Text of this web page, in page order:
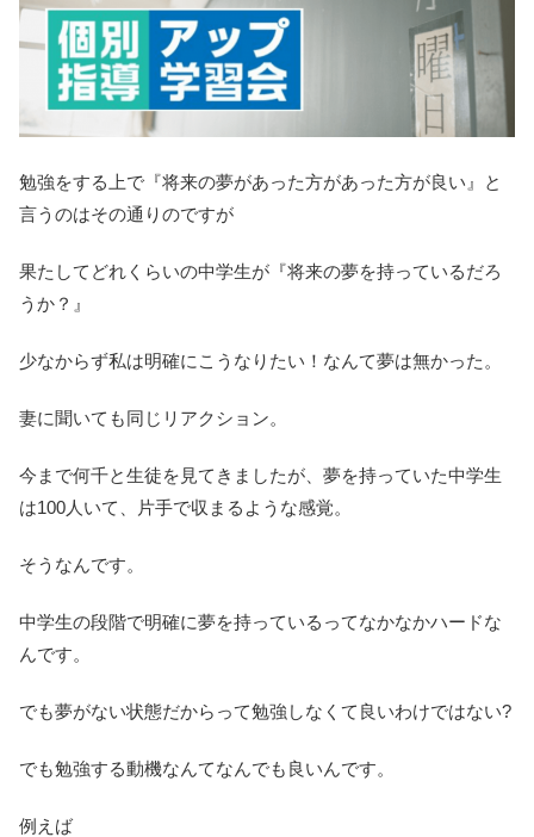
勉強をする上で『将来の夢があった方があった方が良い』と
言うのはその通りのですが
果たしてどれくらいの中学生が『将来の夢を持っているだろ
うか？』
少なからず私は明確にこうなりたい！なんて夢は無かった。
妻に聞いても同じリアクション。
今まで何千と生徒を見てきましたが、夢を持っていた中学生
は100人いて、片手で収まるような感覚。
そうなんです。
中学生の段階で明確に夢を持っているってなかなかハードな
んです。
でも夢がない状態だからって勉強しなくて良いわけではない?
でも勉強する動機なんてなんでも良いんです。
例えば